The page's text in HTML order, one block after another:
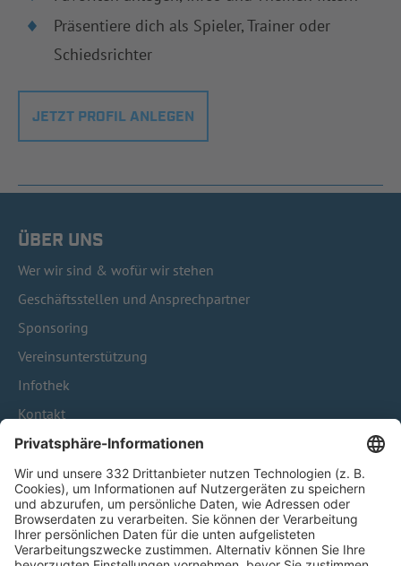
Präsentiere dich als Spieler, Trainer oder
Schiedsrichter
JETZT PROFIL ANLEGEN
ÜBER UNS
Wer wir sind & wofür wir stehen
Geschäftsstellen und Ansprechpartner
Sponsoring
Vereinsunterstützung
Infothek
Kontakt
HÄUFIG BESUCHTE SEITEN
Pässe und Vereinswechsel
Trainerausbildung
Schulungsangebot Vereinsmitarbeiter